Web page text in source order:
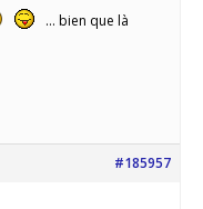
… bien que là
#185957